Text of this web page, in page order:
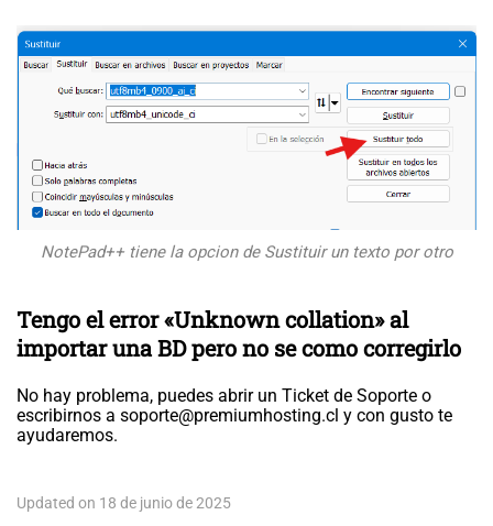
NotePad++ tiene la opcion de Sustituir un texto por otro
Tengo el error «Unknown collation» al
importar una BD pero no se como corregirlo
No hay problema, puedes abrir un Ticket de Soporte o
escribirnos a soporte@premiumhosting.cl y con gusto te
ayudaremos.
Updated on 18 de junio de 2025